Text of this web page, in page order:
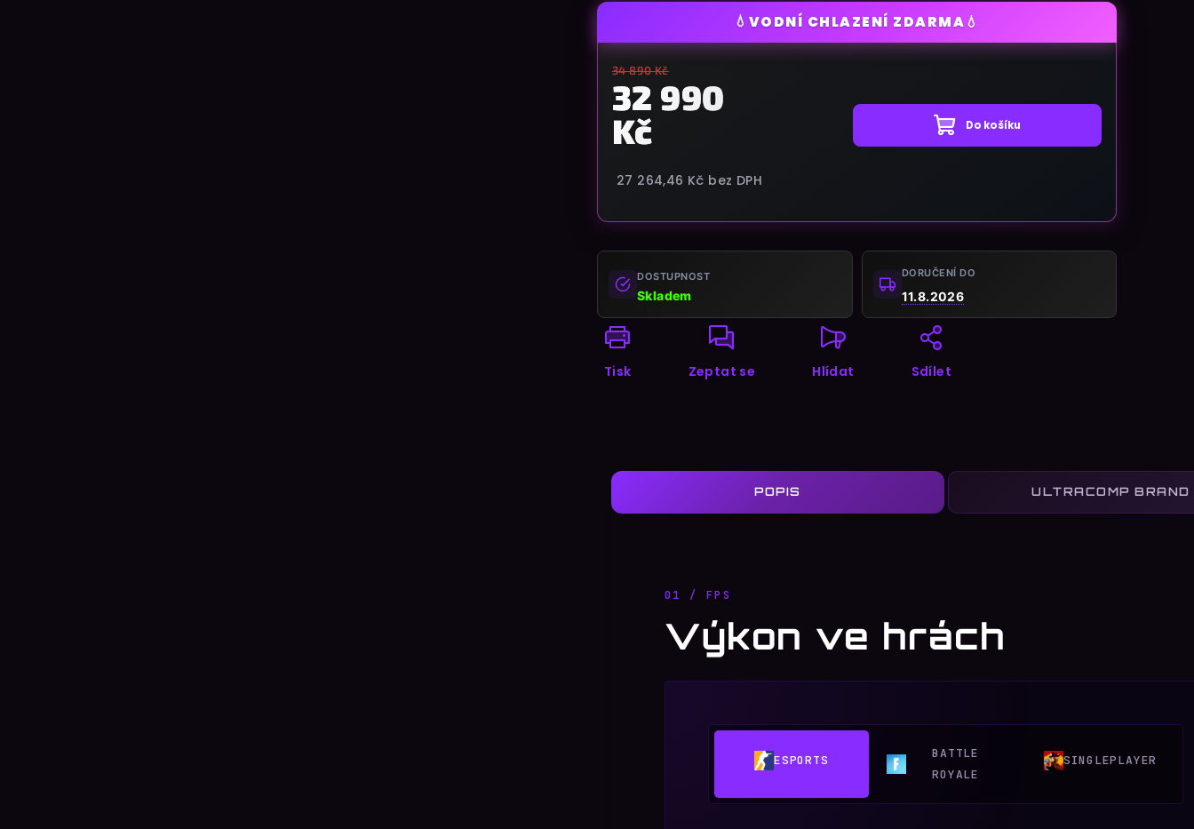
34 890 Kč
32 990
Kč
27 264,46 Kč bez DPH
Měrná
Do košíku
💧 VODNÍ CHLAZENÍ ZDARMA💧
DOSTUPNOST
Skladem
DORUČENÍ DO
11.8.2026
Tisk Zeptat se Hlídat Sdílet
POPIS
01 / FPS
Výkon ve hrách
ESPORTS
BATTLE
ROYALE
SINGLEPLAYER